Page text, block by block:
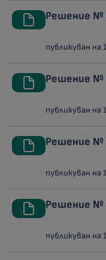
Решение №
публикуван на
Решение №
публикуван на
Решение №
публикуван на
Решение №
публикуван на